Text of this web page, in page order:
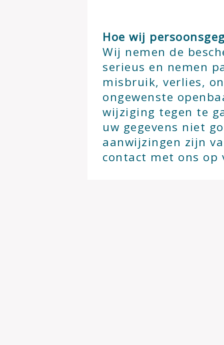
Hoe wij
Wij nemen de
serieus en nemen
misbruik, verlies,
ongewenste
wijziging tegen te
uw gegevens niet
aanwijzingen zijn
contact met ons op